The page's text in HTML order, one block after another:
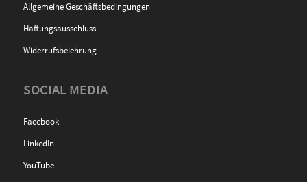
Allgemeine Geschäftsbedingungen
Haftungsausschluss
Widerrufsbelehrung
SOCIAL MEDIA
Facebook
LinkedIn
YouTube